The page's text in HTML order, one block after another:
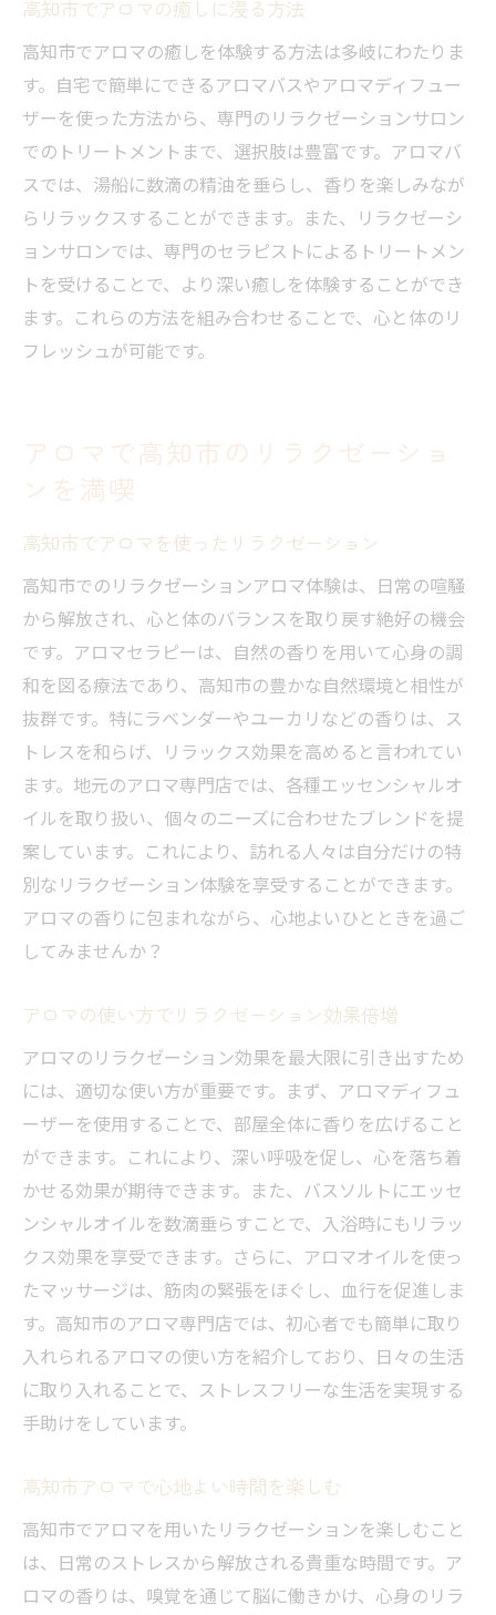
高知市でアロマの癒しに浸る方法
高知市でアロマの癒しを体験する方法は多岐にわたりま
す。自宅で簡単にできるアロマバスやアロマディフュー
ザーを使った方法から、専門のリラクゼーションサロン
でのトリートメントまで、選択肢は豊富です。アロマバ
スでは、湯船に数滴の精油を垂らし、香りを楽しみなが
らリラックスすることができます。また、リラクゼーシ
ョンサロンでは、専門のセラピストによるトリートメン
トを受けることで、より深い癒しを体験することができ
ます。これらの方法を組み合わせることで、心と体のリ
フレッシュが可能です。
アロマで高知市のリラクゼーショ
ンを満喫
高知市でアロマを使ったリラクゼーション
高知市でのリラクゼーションアロマ体験は、日常の喧騒
から解放され、心と体のバランスを取り戻す絶好の機会
です。アロマセラピーは、自然の香りを用いて心身の調
和を図る療法であり、高知市の豊かな自然環境と相性が
抜群です。特にラベンダーやユーカリなどの香りは、ス
トレスを和らげ、リラックス効果を高めると言われてい
ます。地元のアロマ専門店では、各種エッセンシャルオ
イルを取り扱い、個々のニーズに合わせたブレンドを提
案しています。これにより、訪れる人々は自分だけの特
別なリラクゼーション体験を享受することができます。
アロマの香りに包まれながら、心地よいひとときを過ご
してみませんか？
アロマの使い方でリラクゼーション効果倍増
アロマのリラクゼーション効果を最大限に引き出すため
には、適切な使い方が重要です。まず、アロマディフュ
ーザーを使用することで、部屋全体に香りを広げること
ができます。これにより、深い呼吸を促し、心を落ち着
かせる効果が期待できます。また、バスソルトにエッセ
ンシャルオイルを数滴垂らすことで、入浴時にもリラッ
クス効果を享受できます。さらに、アロマオイルを使っ
たマッサージは、筋肉の緊張をほぐし、血行を促進しま
す。高知市のアロマ専門店では、初心者でも簡単に取り
入れられるアロマの使い方を紹介しており、日々の生活
に取り入れることで、ストレスフリーな生活を実現する
手助けをしています。
高知市アロマで心地よい時間を楽しむ
高知市でアロマを用いたリラクゼーションを楽しむこと
は、日常のストレスから解放される貴重な時間です。ア
ロマの香りは、嗅覚を通じて脳に働きかけ、心身のリラ